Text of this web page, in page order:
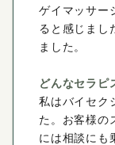
ゲイマッサー
ると感じまし
ました。
どんなセラピ
私はバイセク
た。お客様の
には相談にも